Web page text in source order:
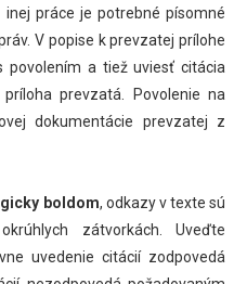
práce je potrebné písomné
V popise k prevzatej prílohe
povolením a tiež uviesť citácia
prevzatá. Povolenie na
dokumentácie prevzatej z
boldom, odkazy v texte sú
zátvorkách. Uveďte
uvedenie citácií zodpovedá